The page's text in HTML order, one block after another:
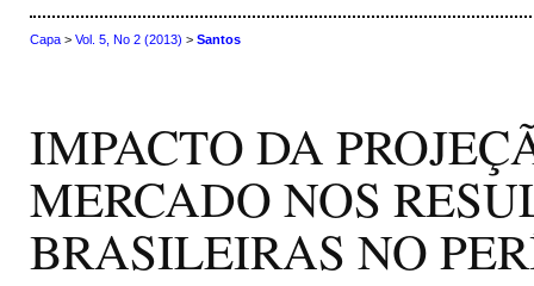
Capa> Vol. 5, No 2 (2013) > Santos
IMPACTO DA
MERCADO NOS
BRASILEIRAS NO